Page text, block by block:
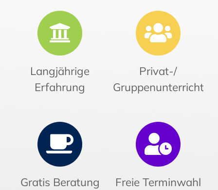
Langjährige
Erfahrung
Gratis Beratung
Privat-/
Gruppenunterricht
Freie Terminwahl